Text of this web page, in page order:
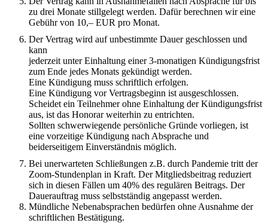
zu drei Monate stillgelegt werden. Dafür berechnen wir eine
Gebühr von 10,– EUR pro Monat.
Der Vertrag wird auf unbestimmte Dauer geschlossen und
kann
jederzeit unter Einhaltung einer 3-monatigen Kündigungsfrist
zum Ende jedes Monats gekündigt werden.
Eine Kündigung muss schriftlich erfolgen.
Eine Kündigung vor Vertragsbeginn ist ausgeschlossen.
Scheidet ein Teilnehmer ohne Einhaltung der Kündigungsfrist
aus, ist das Honorar weiterhin zu entrichten.
Sollten schwerwiegende persönliche Gründe vorliegen, ist
eine vorzeitige Kündigung nach Absprache und
beiderseitigem Einverständnis möglich.
Bei unerwarteten Schließungen z.B. durch Pandemie tritt der
Zoom-Stundenplan in Kraft. Der Mitgliedsbeitrag reduziert
sich in diesen Fällen um 40% des regulären Beitrags. Der
Dauerauftrag muss selbstständig angepasst werden.
Mündliche Nebenabsprachen bedürfen ohne Ausnahme der
schriftlichen Bestätigung.